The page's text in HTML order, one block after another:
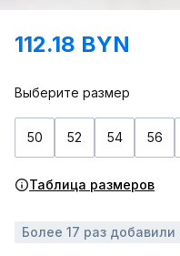
112.18 BYN
Выберите размер
50 52 54 56
Таблица размеров
Более 17 раз добавили